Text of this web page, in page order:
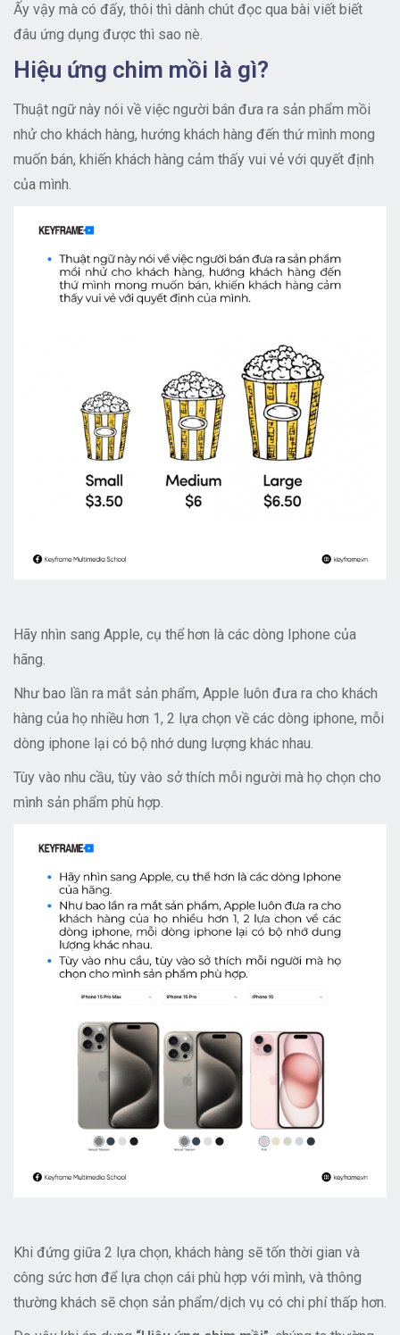
Ấy vậy mà có đấy, thôi thì dành chút đọc qua bài viết biết
đâu ứng dụng được thì sao nè.
Hiệu ứng chim mồi là gì?
Thuật ngữ này nói về việc người bán đưa ra sản phẩm mồi
nhử cho khách hàng, hướng khách hàng đến thứ mình mong
muốn bán, khiến khách hàng cảm thấy vui vẻ với quyết định
của mình.
Hãy nhìn sang Apple, cụ thể hơn là các dòng Iphone của
hãng.
Như bao lần ra mắt sản phẩm, Apple luôn đưa ra cho khách
hàng của họ nhiều hơn 1, 2 lựa chọn về các dòng iphone, mỗi
dòng iphone lại có bộ nhớ dung lượng khác nhau.
Tùy vào nhu cầu, tùy vào sở thích mỗi người mà họ chọn cho
mình sản phẩm phù hợp.
Khi đứng giữa 2 lựa chọn, khách hàng sẽ tốn thời gian và
công sức hơn để lựa chọn cái phù hợp với mình, và thông
thường khách sẽ chọn sản phẩm/dịch vụ có chi phí thấp hơn.